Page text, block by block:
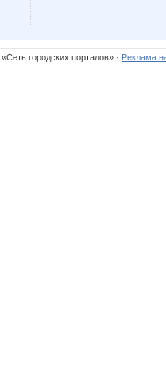
городских порталов» · Реклама